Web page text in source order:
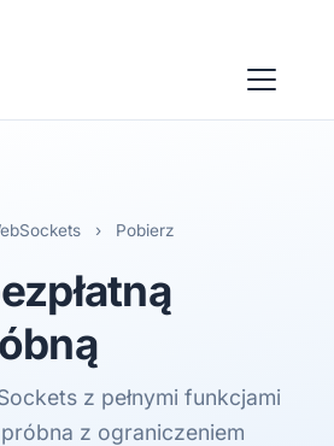
› Pobierz
z pełnymi funkcjami
z ograniczeniem